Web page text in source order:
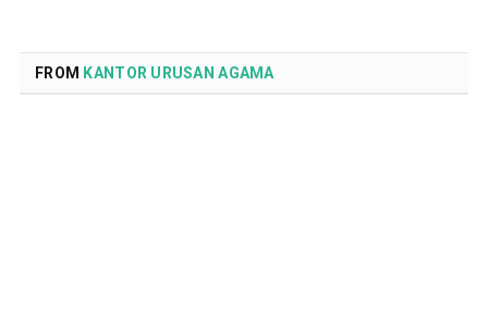
FROM KANTOR URUSAN AGAMA